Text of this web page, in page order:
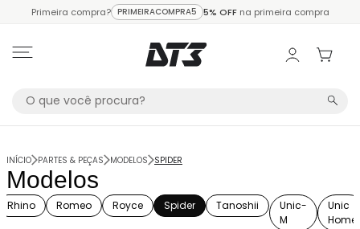
Primeira compra? PRIMEIRACOMPRA5 5% OFFna primeira compra
INÍCIO PARTES & PEÇAS MODELOS SPIDER
Modelos
Rhino Romeo Royce Spider Tanoshii
Unic-
M
Unic
Home